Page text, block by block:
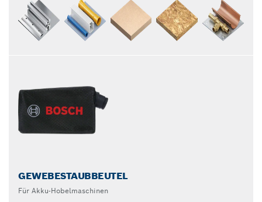
GEWEBESTAUBBEUTEL
Für Akku-Hobelmaschinen